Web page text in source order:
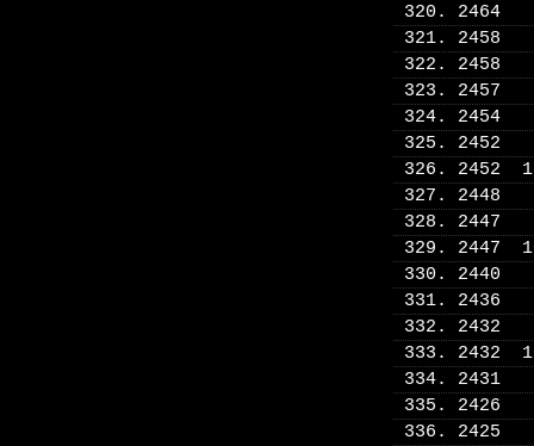
320. 2464
321. 2458
322. 2458
323. 2457
324. 2454
325. 2452
326. 2452
327. 2448
328. 2447
329. 2447
330. 2440
331. 2436
332. 2432
333. 2432
334. 2431
335. 2426
336. 2425